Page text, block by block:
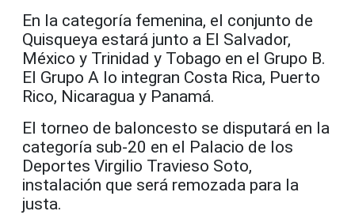
En la categoría femenina, el conjunto de
Quisqueya estará junto a El Salvador,
México y Trinidad y Tobago en el Grupo B.
El Grupo A lo integran Costa Rica, Puerto
Rico, Nicaragua y Panamá.
El torneo de baloncesto se disputará en la
categoría sub-20 en el Palacio de los
Deportes Virgilio Travieso Soto,
instalación que será remozada para la
justa.